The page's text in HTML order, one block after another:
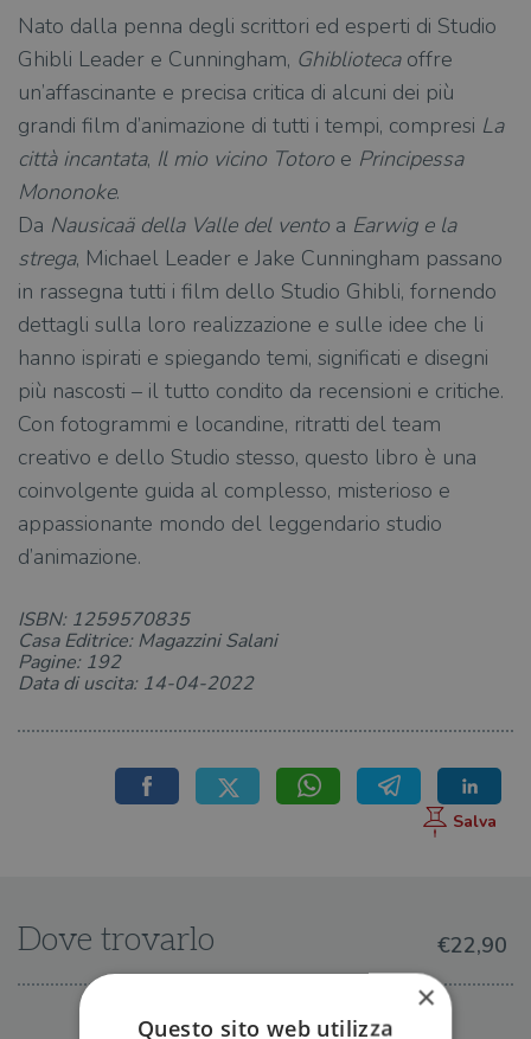
Nato dalla penna degli scrittori ed esperti di Studio
Ghibli Leader e Cunningham, Ghibliotecaoffre
un’affascinante e precisa critica di alcuni dei più
grandi film d’animazione di tutti i tempi, compresi La
città incantata, Il mio vicino Totoro e Principessa
Mononoke.
Da Nausicaä della Valle del vento a Earwig e la
strega, Michael Leader e Jake Cunningham passano
in rassegna tutti i film dello Studio Ghibli, fornendo
dettagli sulla loro realizzazione e sulle idee che li
hanno ispirati e spiegando temi, significati e disegni
più nascosti – il tutto condito da recensioni e critiche.
Con fotogrammi e locandine, ritratti del team
creativo e dello Studio stesso, questo libro è una
coinvolgente guida al complesso, misterioso e
appassionante mondo del leggendario studio
d’animazione.
ISBN: 1259570835
Casa Editrice: Magazzini Salani
Pagine: 192
Data di uscita: 14-04-2022
Dove trovarlo €22,90
IN LIBRERIA
×
Questo sito web utilizza